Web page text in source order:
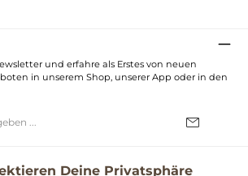
und erfahre als Erstes von neuen
in unserem Shop, unserer App oder in den
Deine Privatsphäre